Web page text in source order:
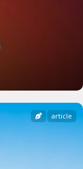
article